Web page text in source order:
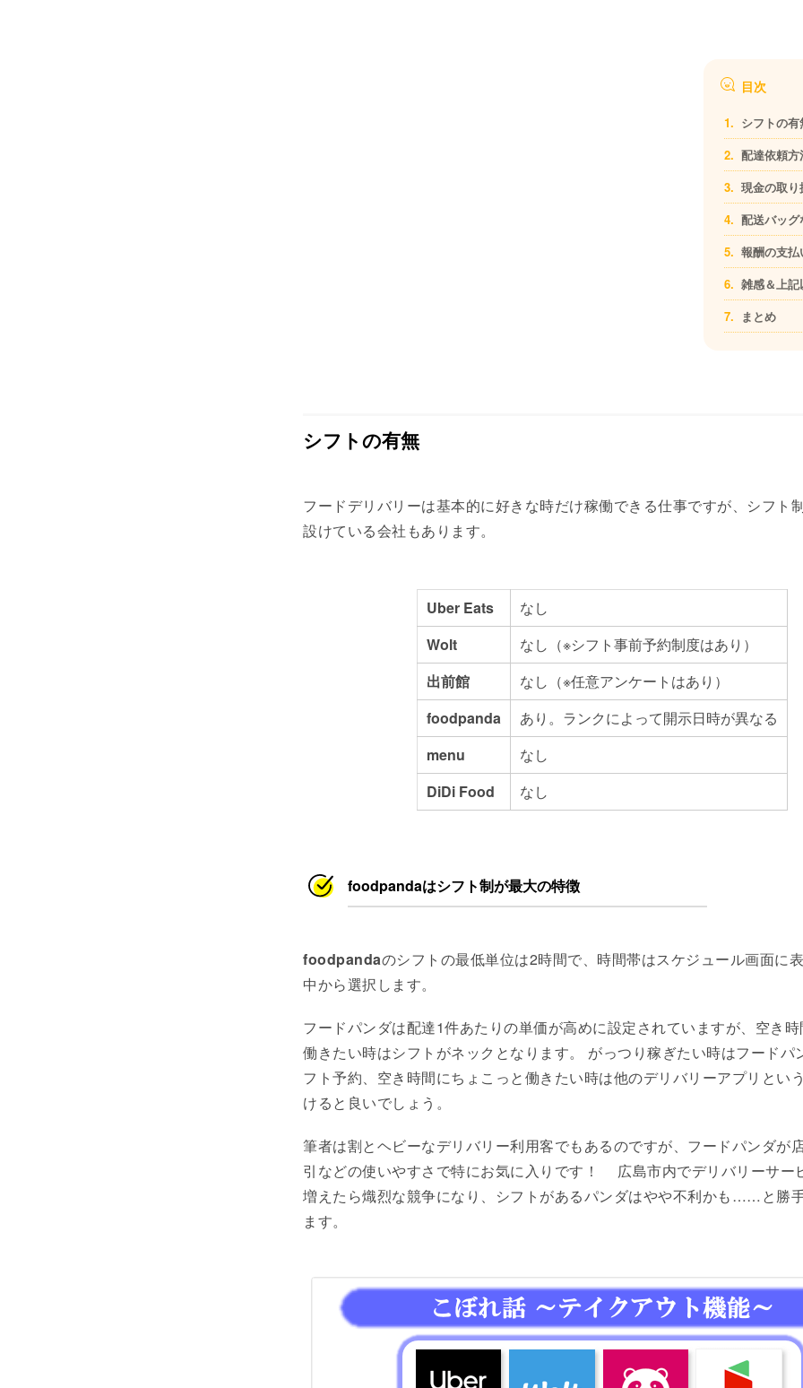
目次
シフトの有
配達依頼方
現金の取り
配送バッ
報酬の支
雑感＆上記
まとめ
シフトの有無
フードデリバリーは基本的に好きな時だけ稼働できる仕事ですが、シフト
設けている会社もあります。
Uber Eats
なし
Wolt
なし（※シフト事前予約制度はあり）
出前館
なし（※任意アンケートはあり）
foodpanda
あり。ランクによって開示日時が異なる
menu
なし
DiDi Food
なし
foodpandaはシフト制が最大の特徴
foodpandaのシフトの最低単位は2時間で、時間帯はスケジュール画面に
中から選択します。
フードパンダは配達1件あたりの単価が高めに設定されていますが、空き
働きたい時はシフトがネックとなります。 がっつり稼ぎたい時はフードパ
フト予約、空き時間にちょこっと働きたい時は他のデリバリーアプリとい
けると良いでしょう。
筆者は割とヘビーなデリバリー利用客でもあるのですが、フードパンダが
引などの使いやすさで特にお気に入りです！ 広島市内でデリバリーサー
増えたら熾烈な競争になり、シフトがあるパンダはやや不利かも……と勝
ます。